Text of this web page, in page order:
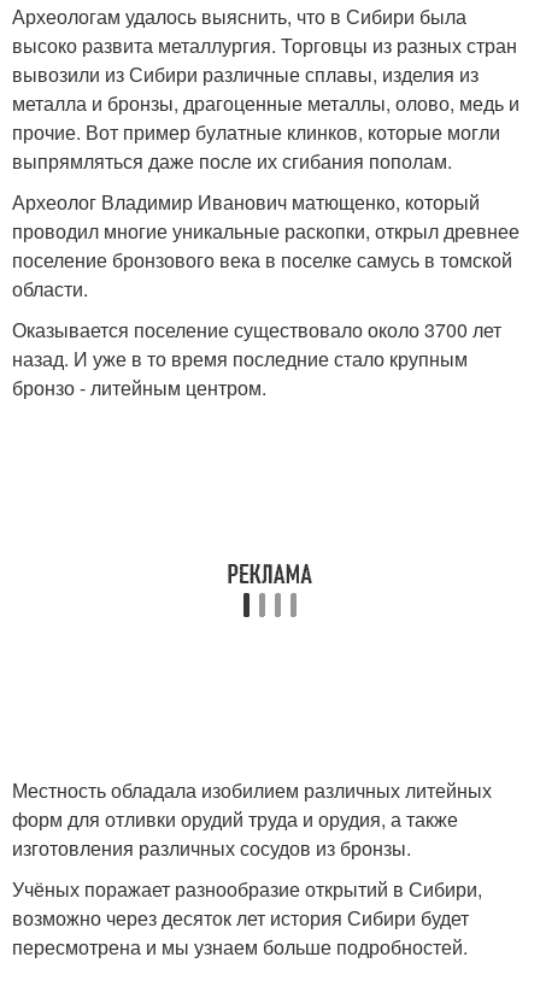
Археологам удалось выяснить, что в Сибири была
высоко развита металлургия. Торговцы из разных стран
вывозили из Сибири различные сплавы, изделия из
металла и бронзы, драгоценные металлы, олово, медь и
прочие. Вот пример булатные клинков, которые могли
выпрямляться даже после их сгибания пополам.
Археолог Владимир Иванович матющенко, который
проводил многие уникальные раскопки, открыл древнее
поселение бронзового века в поселке самусь в томской
области.
Оказывается поселение существовало около 3700 лет
назад. И уже в то время последние стало крупным
бронзо - литейным центром.
Местность обладала изобилием различных литейных
форм для отливки орудий труда и орудия, а также
изготовления различных сосудов из бронзы.
Учёных поражает разнообразие открытий в Сибири,
возможно через десяток лет история Сибири будет
пересмотрена и мы узнаем больше подробностей.